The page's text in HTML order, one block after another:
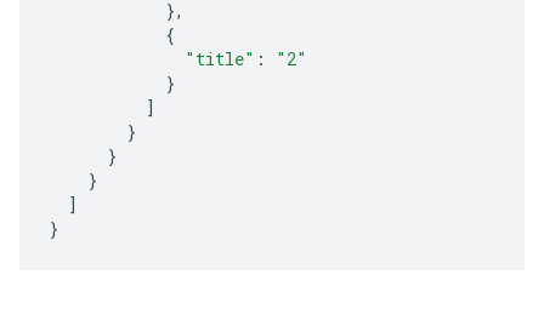
},
{
"title" :
"2"
}
]
}
}
}
]
}